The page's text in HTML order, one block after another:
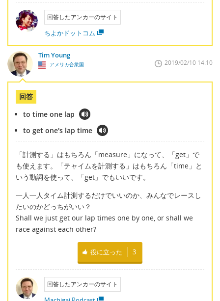
回答したアンカーのサイト
ちよかドットコム
Tim Young
アメリカ合衆国 2019/02/10 14:10
回答
to time one lap
to get one's lap time
「計測する」はもちろん「measure」になって、「get」で
も使えます。「テャイムを計測する」はもちろん「time」と
いう動詞を使って、「get」でもいいです。
一人一人タイム計測するだけでいいのか、みんなでレースし
たいのかどっちがいい？
Shall we just get our lap times one by one, or shall we
race against each other?
役に立った 3
回答したアンカーのサイト